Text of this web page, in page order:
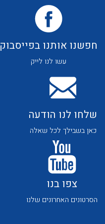
לכל מוצרי היצרן
לכל מוצרי היצרן
חפשנו אותנו בפייסבוק
עשו לנו לייק
שלחו לנו הודעה
כאן בשבילך לכל שאלה
צפו בנו
הסרטונים האחרונים שלנו